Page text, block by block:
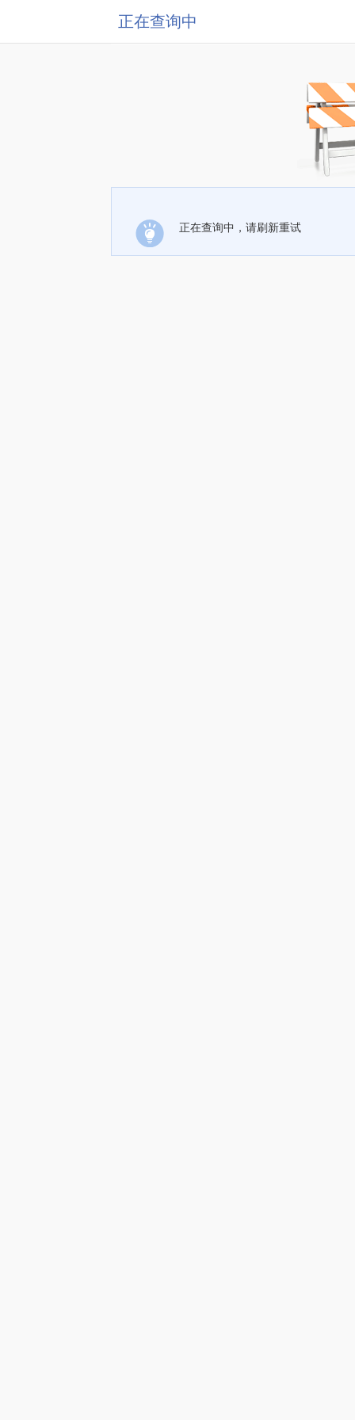
正在查询中
正在查询中，请刷新重试